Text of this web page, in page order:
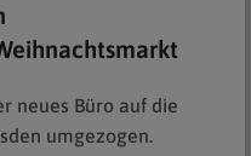
neues Büro auf die
umgezogen.